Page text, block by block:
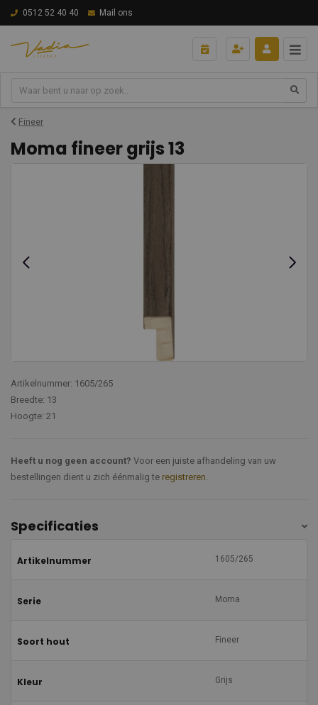
0512 52 40 40 Mail ons
Fineer
Moma fineer grijs 13
Artikelnummer: 1605/265
Breedte: 13
Hoogte: 21
Heeft u nog geen account? Voor een juiste afhandeling van uw
bestellingen dient u zich éénmalig te registreren.
Specificaties
Artikelnummer 1605/265
Serie Moma
Soort hout Fineer
Kleur Grijs